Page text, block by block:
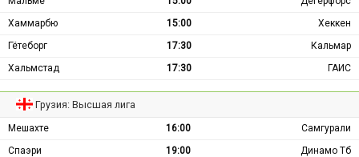
Хаммарбю
15:00
Хеккен
Гётеборг
17:30
Кальмар
Хальмстад
17:30 ГАИС
Грузия: Высшая лига
Мешахте 16:00
Самгурали
Спаэри
19:00 Динамо Тб